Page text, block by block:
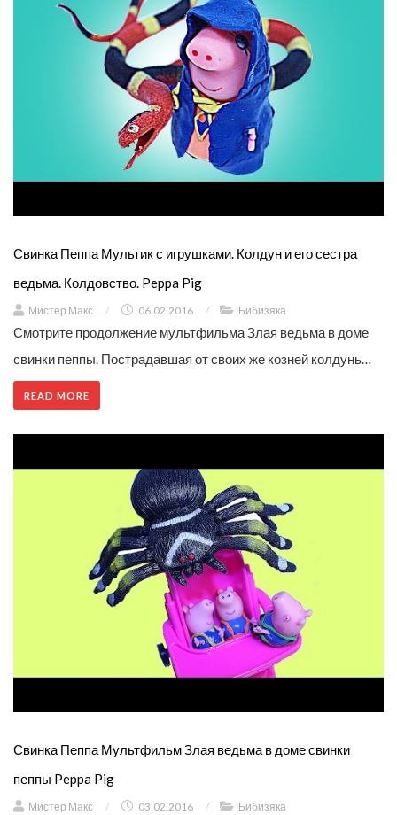
Свинка Пеппа Мультик с игрушками. Колдун и его сестра
ведьма. Колдовство. Peppa Pig
Мистер Макс / 06.02.2016 / Бибизяка
Смотрите продолжение мультфильма Злая ведьма в доме
свинки пеппы. Пострадавшая от своих же козней колдунь…
READ MORE
Свинка Пеппа Мультфильм Злая ведьма в доме свинки
пеппы Peppa Pig
Мистер Макс / 03.02.2016 / Бибизяка